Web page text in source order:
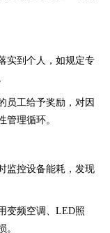
实到个人，如规定专
员工给予奖励，对因
管理循环。
监控设备能耗，发现
变频空调、LED照
。